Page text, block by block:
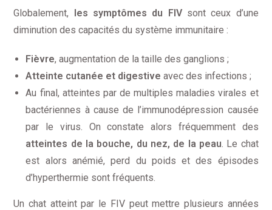
Globalement, les symptômes du FIVsont ceux d’une
diminution des capacités du système immunitaire :
Fièvre, augmentation de la taille des ganglions ;
Atteinte cutanée et digestive avec des infections ;
Au final, atteintes par de multiples maladies virales et
bactériennes à cause de l’immunodépression causée
par le virus. On constate alors fréquemment des
atteintes de la bouche, du nez, de la peau. Le chat
est alors anémié, perd du poids et des épisodes
d’hyperthermie sont fréquents.
Un chat atteint par le FIV peut mettre plusieurs années